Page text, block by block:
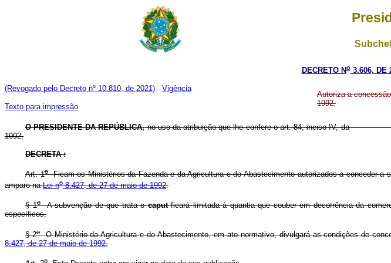
DECRETO No3.606, DE
(Revogado pelo Decreto nº 10.810, de 2021) Vigência
Texto para impressão
Autoriza a
1992.
O PRESIDENTE DA REPÚBLICA,no uso da atribuição que lhe confere o art. 84, inciso IV, da
1992,
DECRETA :
Art. 1oFicam os Ministérios da Fazenda e da Agricultura e do Abastecimento autorizados a conceder a
amparo naLei no8.427, de 27 de maio de 1992.
§ 1oA subvenção de que trata ocaputficará limitada à quantia que couber em decorrência da
específicos.
§ 2oO Ministério da Agricultura e do Abastecimento, em ato normativo, divulgará as condições de
8.427, de 27 de maio de 1992.
o